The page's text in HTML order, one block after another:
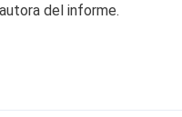
del informe.